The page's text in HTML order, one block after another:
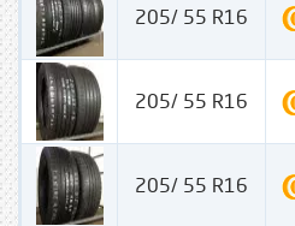
205/ 55 R16
205/ 55 R16
205/ 55 R16